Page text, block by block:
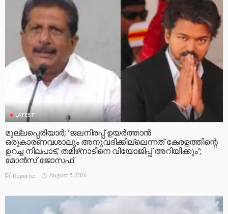
LATEST
മുല്ലപ്പെരിയാര്‍; ‘ജലനിരപ്പ് ഉയര്‍ത്താന്‍
ഒരുകാരണവശാലും അനുവദിക്കില്ലെന്നത് കേരളത്തിന്റെ
ഉറച്ച നിലപാട്; തമിഴ്‌നാടിനെ വിയോജിപ്പ് അറിയിക്കും’;
മോന്‍സ് ജോസഫ്
Reporter August 5, 2026